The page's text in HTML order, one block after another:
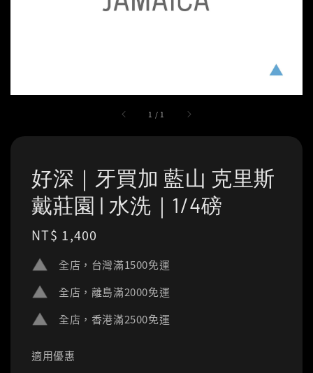
1 / 1
好深｜牙買加 藍山 克里斯
戴莊園 | 水洗｜1/4磅
Regular
NT$ 1,400
全店，台灣滿1500免運
全店，離島滿2000免運
全店，香港滿2500免運
適用優惠